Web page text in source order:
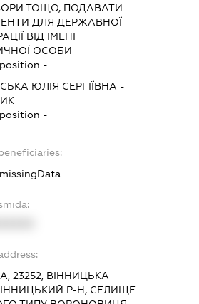
ТОЩО, ПОДАВАТИ
ДЛЯ ДЕРЖАВНОЇ
ВІД ІМЕНІ
ОСОБИ
-
ЮЛІЯ СЕРГІЇВНА -
-
23252, ВІННИЦЬКА
Р-Н, СЕЛИЩЕ